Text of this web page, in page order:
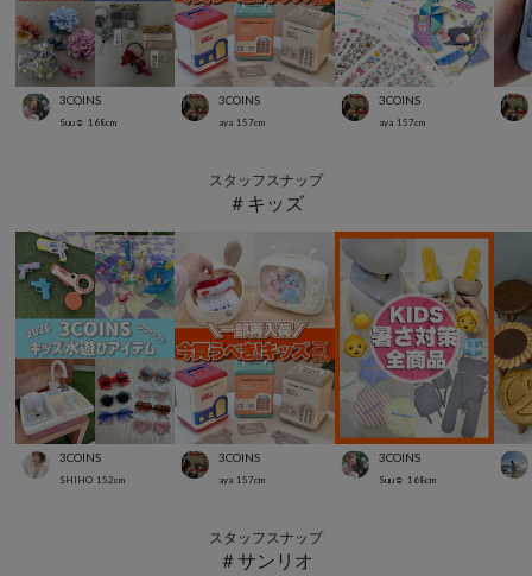
3COINS
Suu☺︎ 168cm
3COINS
aya 157cm
3COINS
aya 157cm
スタッフスナップ
＃キッズ
3COINS
SHIHO 152cm
3COINS
aya 157cm
3COINS
Suu☺︎ 168cm
スタッフスナップ
＃サンリオ